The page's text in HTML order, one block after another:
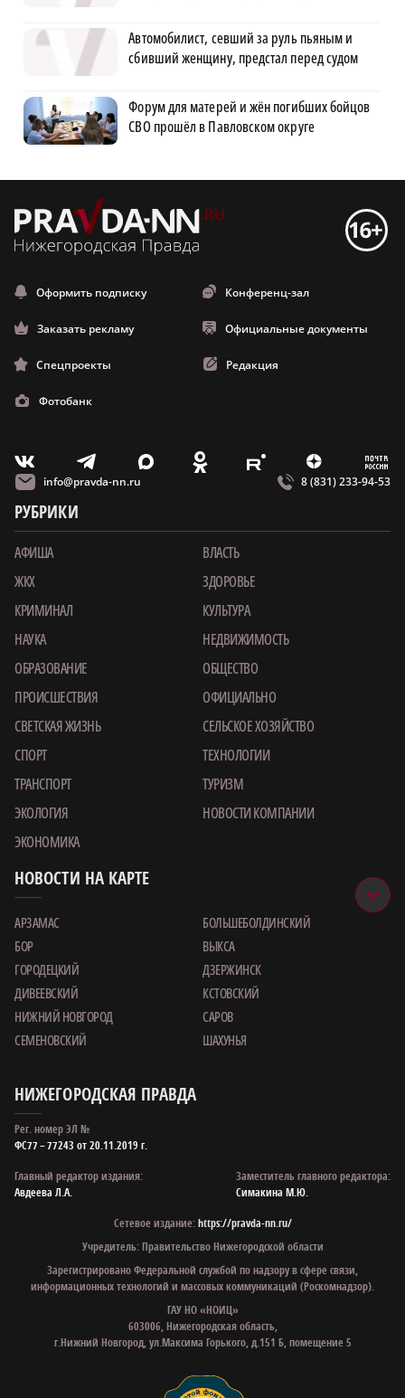
Автомобилист, севший за руль пьяным и
сбивший женщину, предстал перед судом
Форум для матерей и жён погибших бойцов
СВО прошёл в Павловском округе
Оформить подписку Конференц-зал
Заказать рекламу Официальные документы
Спецпроекты Редакция
Фотобанк
V T X O E Z m
info@pravda-nn.ru 8 (831) 233-94-53
РУБРИКИ
АФИША
ВЛАСТЬ
ЖКХ
ЗДОРОВЬЕ
КРИМИНАЛ
КУЛЬТУРА
НАУКА
НЕДВИЖИМОСТЬ
ОБРАЗОВАНИЕ
ОБЩЕСТВО
ПРОИСШЕСТВИЯ
ОФИЦИАЛЬНО
СВЕТСКАЯ ЖИЗНЬ
СЕЛЬСКОЕ ХОЗЯЙСТВО
СПОРТ
ТЕХНОЛОГИИ
ТРАНСПОРТ
ТУРИЗМ
ЭКОЛОГИЯ
НОВОСТИ КОМПАНИИ
ЭКОНОМИКА
НОВОСТИ НА КАРТЕ
АРЗАМАС
БОЛЬШЕБОЛДИНСКИЙ
БОР
ВЫКСА
ГОРОДЕЦКИЙ
ДЗЕРЖИНСК
ДИВЕЕВСКИЙ
КСТОВСКИЙ
НИЖНИЙ НОВГОРОД
САРОВ
СЕМЕНОВСКИЙ
ШАХУНЬЯ
НИЖЕГОРОДСКАЯ ПРАВДА
Рег. номер ЭЛ №
ФС77 – 77243 от 20.11.2019 г.
Главный редактор издания:
Авдеева Л.А.
Заместитель главного редактора:
Симакина М.Ю.
Сетевое издание:https://pravda-nn.ru/
Учредитель: Правительство Нижегородской области
Зарегистрировано Федеральной службой по надзору в сфере связи,
информационных технологий и массовых коммуникаций (Роскомнадзор).
ГАУ НО «НОИЦ»
603006, Нижегородская область,
г.Нижний Новгород, ул.Максима Горького, д.151 Б, помещение 5